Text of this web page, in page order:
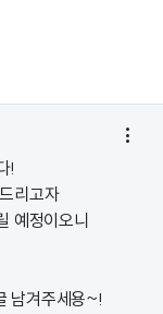

!
리고자
예정이오니
남겨주세용~!